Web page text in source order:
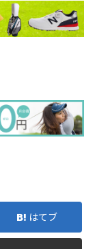
はてブ